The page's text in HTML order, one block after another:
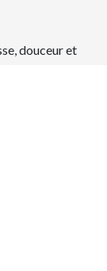
douceur et